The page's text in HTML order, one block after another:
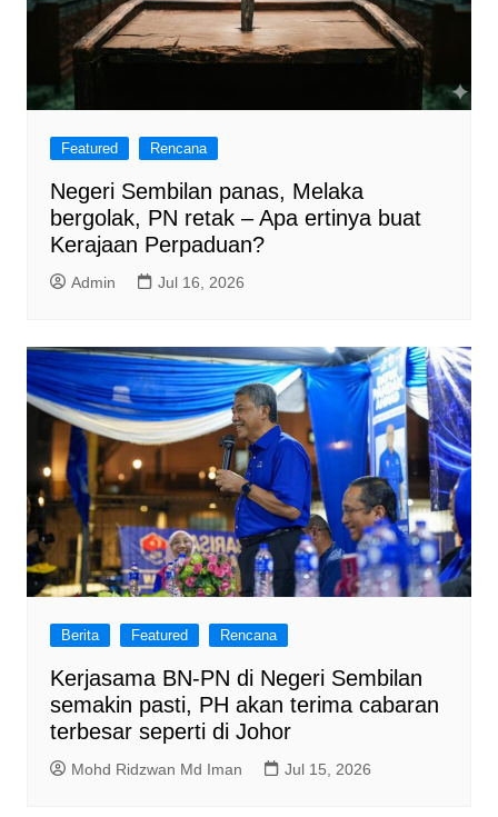
Featured Rencana
Negeri Sembilan panas, Melaka
bergolak, PN retak – Apa ertinya buat
Kerajaan Perpaduan?
Admin Jul 16, 2026
Berita Featured Rencana
Kerjasama BN-PN di Negeri Sembilan
semakin pasti, PH akan terima cabaran
terbesar seperti di Johor
Mohd Ridzwan Md Iman Jul 15, 2026